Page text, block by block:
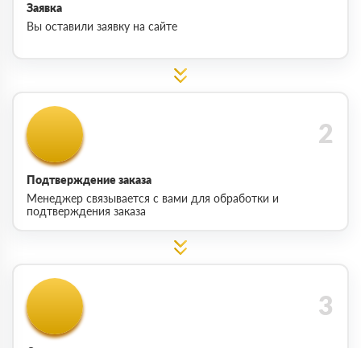
Заявка
Вы оставили заявку на сайте
Подтверждение заказа
Менеджер связывается с вами для обработки и
подтверждения заказа